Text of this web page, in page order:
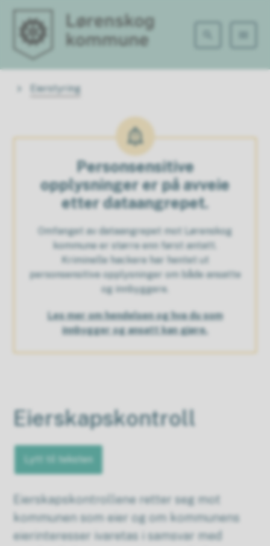
Lørenskog kommune
Du er her:
Eierstyring
Personsensitive
opplysninger er på avveie
etter dataangrepet.
Omfanget av dataangrepet mot Lørenskog
kommune er større enn først antatt.
Kriminelle hackere har hentet ut
personsensitive opplysninger om både ansatte
og innbyggere.
Les mer om hendelsen og hva du som
innbygger og ansatt kan gjøre.
Eierskapskontroll
Lytt til teksten
Eierskapskontrollene retter seg mot
kommunen som eier og om kommunens
eierinteresser ivaretas i samsvar med